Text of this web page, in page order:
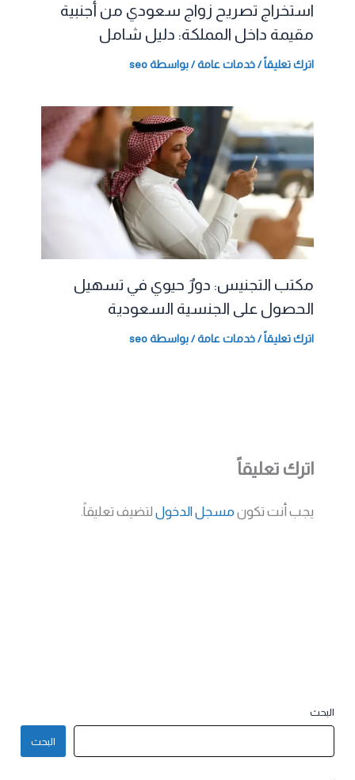
استخراج تصريح زواج سعودي من أجنبية
مقيمة داخل المملكة: دليل شامل
اترك تعليقاً/خدمات عامة/ بواسطة seo
مكتب التجنيس: دورٌ حيوي في تسهيل
الحصول على الجنسية السعودية
اترك تعليقاً/خدمات عامة/ بواسطة seo
اترك تعليقاً
يجب أنت تكون مسجل الدخوللتضيف تعليقاً.
البحث
البحث